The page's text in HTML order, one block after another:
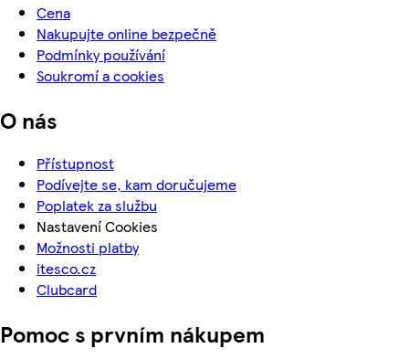
Cena
Nakupujte online bezpečně
Podmínky používání
Soukromí a cookies
O nás
Přístupnost
Podívejte se, kam doručujeme
Poplatek za službu
Nastavení Cookies
Možnosti platby
itesco.cz
Clubcard
Pomoc s prvním nákupem